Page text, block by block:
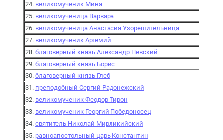
24. великомученик Мина
25. великомученица Варвара
26. великомученица Анастасия Узорешительница
27. великомученик Артемий
28. благоверный князь Александр Невский
29. благоверный князь Борис
30. благоверный князь Глеб
31. преподобный Сергий Радонежский
32. великомученик Феодор Тирон
33. великомученик Георгий Победоносец
34. святитель Николай Мирликийский
35. равноапостольный царь Константин